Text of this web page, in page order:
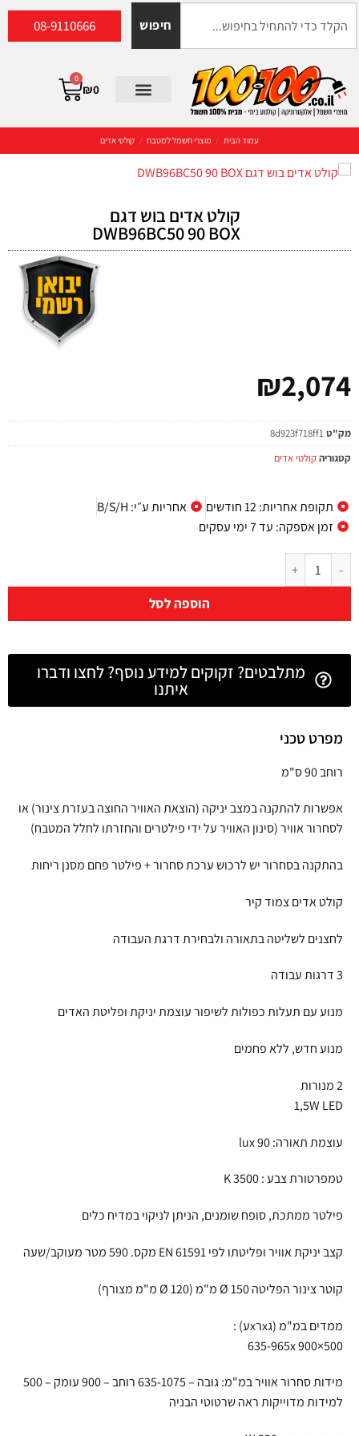
חיפוש 08-9110666
₪0
0
עמוד הבית / מוצרי חשמל למטבח / קולטי אדים
קולט אדים בוש דגם
DWB96BC50 90 BOX
₪2,074
מק"ט 8d923f718ff1
קטגוריהקולטי אדים
תקופת אחריות: 12 חודשים
אחריות ע״י: B/S/H
זמן אספקה: עד 7 ימי עסקים
הוספה לסל
מתלבטים? זקוקים למידע נוסף? לחצו ודברו
איתנו
מפרט טכני
רוחב 90 ס"מ
אפשרות להתקנה במצב יניקה (הוצאת האוויר החוצה בעזרת צינור) או
לסחרור אוויר (סינון האוויר על ידי פילטרים והחזרתו לחלל המטבח)
בהתקנה בסחרור יש לרכוש ערכת סחרור + פילטר פחם מסנן ריחות
קולט אדים צמוד קיר
לחצנים לשליטה בתאורה ולבחירת דרגת העבודה
3 דרגות עבודה
מנוע עם תעלות כפולות לשיפור עוצמת יניקת ופליטת האדים
מנוע חדש, ללא פחמים
2 מנורות
1,5W LED
עוצמת תאורה: 90 lux
טמפרטורת צבע : 3500 K
‏פילטר ממתכת, סופח שומנים, הניתן לניקוי במדיח כלים
קצב יניקת אוויר ופליטתו לפי EN 61591 מקס. 590 מטר מעוקב/שעה
קוטר צינור הפליטה Ø 150 מ"מ (Ø 120 מ"מ מצורף)
ממדים במ"מ (גxרxע) :
635-965x 900×500
מידות סחרור אוויר במ"מ: גובה – 635-1075 רוחב – 900 עומק – 500
למידות מדוייקות ראה שרטוטי הבניה